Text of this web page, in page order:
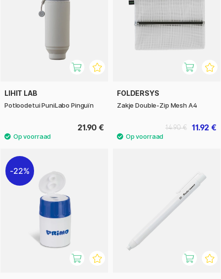
LIHIT LAB
Potloodetui PuniLabo Pinguïn
21.90 €
FOLDERSYS
Zakje Double-Zip Mesh A4
11.92 €
14.90 €
22%